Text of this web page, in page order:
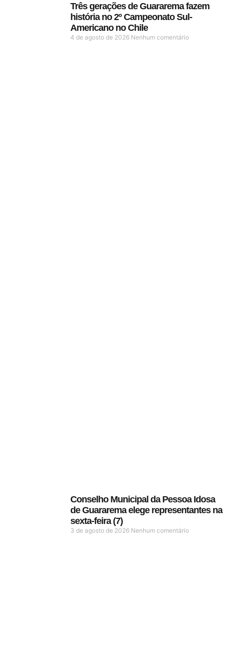
Três gerações de Guararema fazem
história no 2º Campeonato Sul-
Americano no Chile
4 de agosto de 2026 Nenhum comentário
Conselho Municipal da Pessoa Idosa
de Guararema elege representantes na
sexta-feira (7)
3 de agosto de 2026 Nenhum comentário